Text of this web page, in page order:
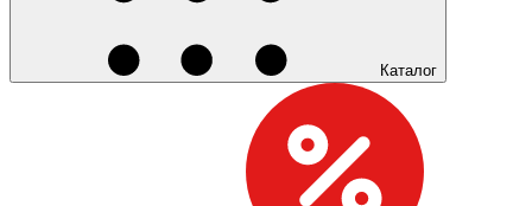
Каталог